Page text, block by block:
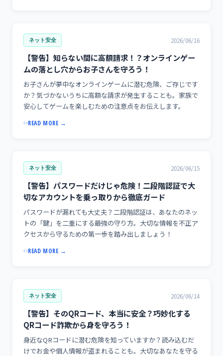
ネット安全 2026/06/16
【警告】知らない間に高額請求！？オンラインゲー
ムの落とし穴からお子さんを守ろう！
お子さんが夢中なオンラインゲームに潜む危険、ご存じです
か？気づかないうちに高額な請求が発生することも。家族で
安心してゲームを楽しむための注意点をお伝えします。
READ MORE →
ネット安全 2026/06/15
【警告】パスワードだけじゃ危険！二段階認証で大
切なアカウントを乗っ取りから徹底ガード
パスワードが漏れても大丈夫？二段階認証は、あなたのネッ
トの「鍵」を二重にする最強の守り方。大切な情報を不正ア
クセスから守るための第一歩を踏み出しましょう！
READ MORE →
ネット安全 2026/06/14
【警告】そのQRコード、本当に安全？巧妙化する
QRコード詐欺から身を守ろう！
身近なQRコードに潜む危険を知っていますか？読み込むだ
けでお金や個人情報が盗まれることも。大切なあなたを守る